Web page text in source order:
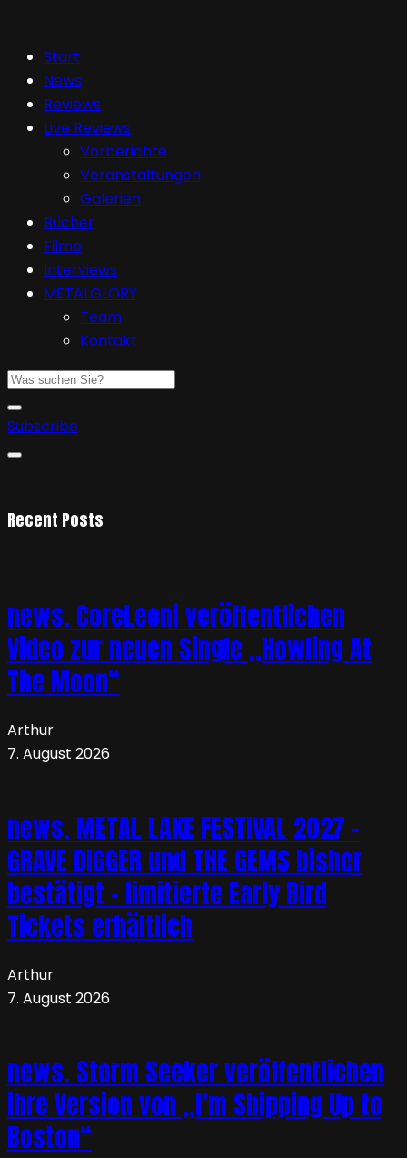
Start
News
Reviews
Live Reviews
Vorberichte
Veranstaltungen
Galerien
Bücher
Filme
Interviews
METALGLORY
Team
Kontakt
Subscribe
Recent Posts
news. CoreLeoni veröffentlichen
Video zur neuen Single „Howling At
The Moon“
Arthur
7. August 2026
news. METAL LAKE FESTIVAL 2027 –
GRAVE DIGGER und THE GEMS bisher
bestätigt – limitierte Early Bird
Tickets erhältlich
Arthur
7. August 2026
news. Storm Seeker veröffentlichen
ihre Version von „I’m Shipping Up to
Boston“